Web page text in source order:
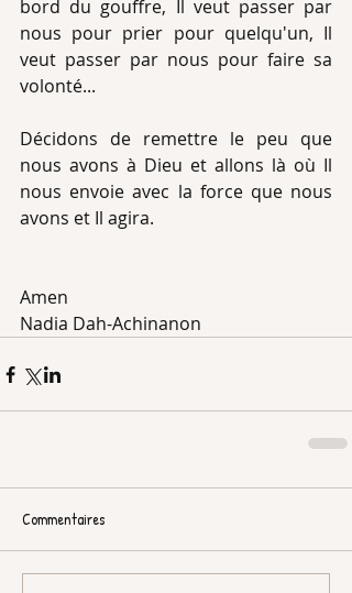
bord du gouffre, Il veut passer par
nous pour prier pour quelqu'un, Il
veut passer par nous pour faire sa
volonté...
Décidons de remettre le peu que
nous avons à Dieu et allons là où Il
nous envoie avec la force que nous
avons et Il agira.
Amen
Nadia Dah-Achinanon
Commentaires